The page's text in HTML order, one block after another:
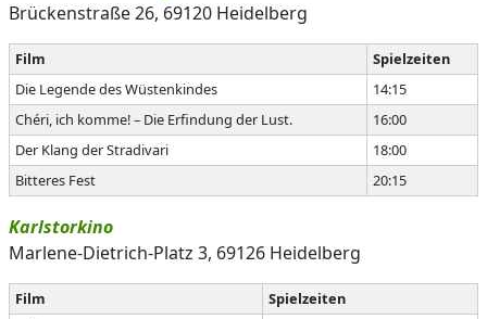
Brückenstraße 26, 69120 Heidelberg
Film
Spielzeiten
Die Legende des Wüstenkindes
14:15
Chéri, ich komme! – Die Erfindung der Lust.
16:00
Der Klang der Stradivari
18:00
Bitteres Fest
20:15
Karlstorkino
Marlene-Dietrich-Platz 3, 69126 Heidelberg
Film
Spielzeiten